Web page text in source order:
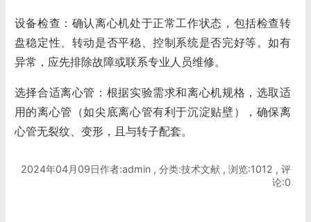
设备检查：确认离心机处于正常工作状态，包括检查转
盘稳定性、转动是否平稳、控制系统是否完好等。如有
异常，应先排除故障或联系专业人员维修。
选择合适离心管：根据实验需求和离心机规格，选取适
用的离心管（如尖底离心管有利于沉淀贴壁），确保离
心管无裂纹、变形，且与转子配套。
2024年04月09日作者:admin , 分类:技术文献 , 浏览:1012 , 评
论:0